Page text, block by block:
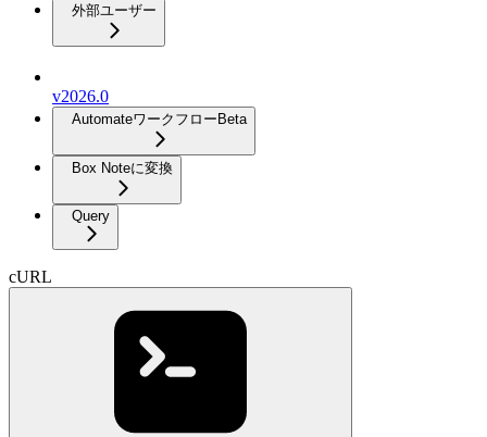
外部ユーザー
v2026.0
Automateワークフロー Beta
Box Noteに変換
Query
cURL